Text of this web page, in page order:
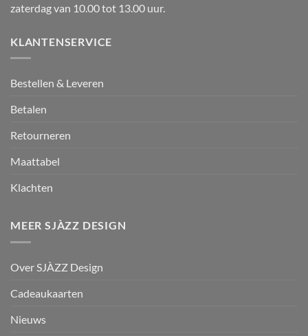
zaterdag van 10.00 tot 13.00 uur.
KLANTENSERVICE
Bestellen & Leveren
Betalen
Retourneren
Maattabel
Klachten
MEER SJÀZZ DESIGN
Over SJÀZZ Design
Cadeaukaarten
Nieuws